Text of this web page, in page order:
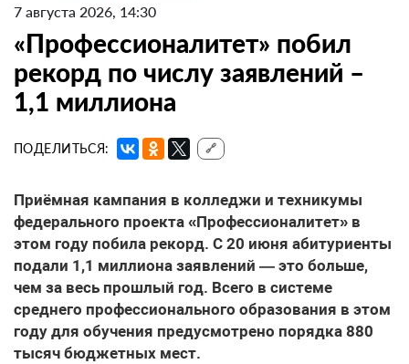
7 августа 2026, 14:30
«Профессионалитет» побил
рекорд по числу заявлений –
1,1 миллиона
ПОДЕЛИТЬСЯ: 🔗
Приёмная кампания в колледжи и техникумы
федерального проекта «Профессионалитет» в
этом году побила рекорд. С 20 июня абитуриенты
подали 1,1 миллиона заявлений — это больше,
чем за весь прошлый год. Всего в системе
среднего профессионального образования в этом
году для обучения предусмотрено порядка 880
тысяч бюджетных мест.